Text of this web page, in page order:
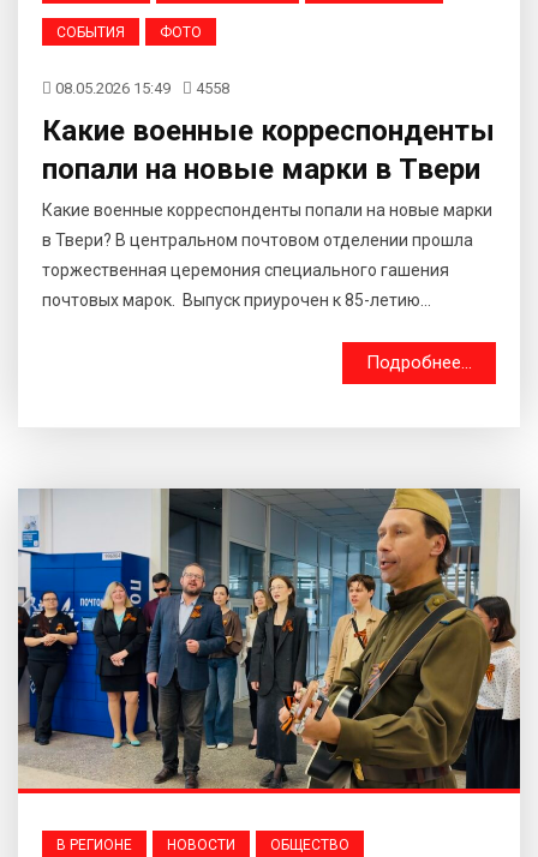
СОБЫТИЯ ФОТО
08.05.2026 15:49 4558
Какие военные корреспонденты
попали на новые марки в Твери
Какие военные корреспонденты попали на новые марки
в Твери? В центральном почтовом отделении прошла
торжественная церемония специального гашения
почтовых марок. Выпуск приурочен к 85-летию...
Подробнее...
В РЕГИОНЕ НОВОСТИ ОБЩЕСТВО